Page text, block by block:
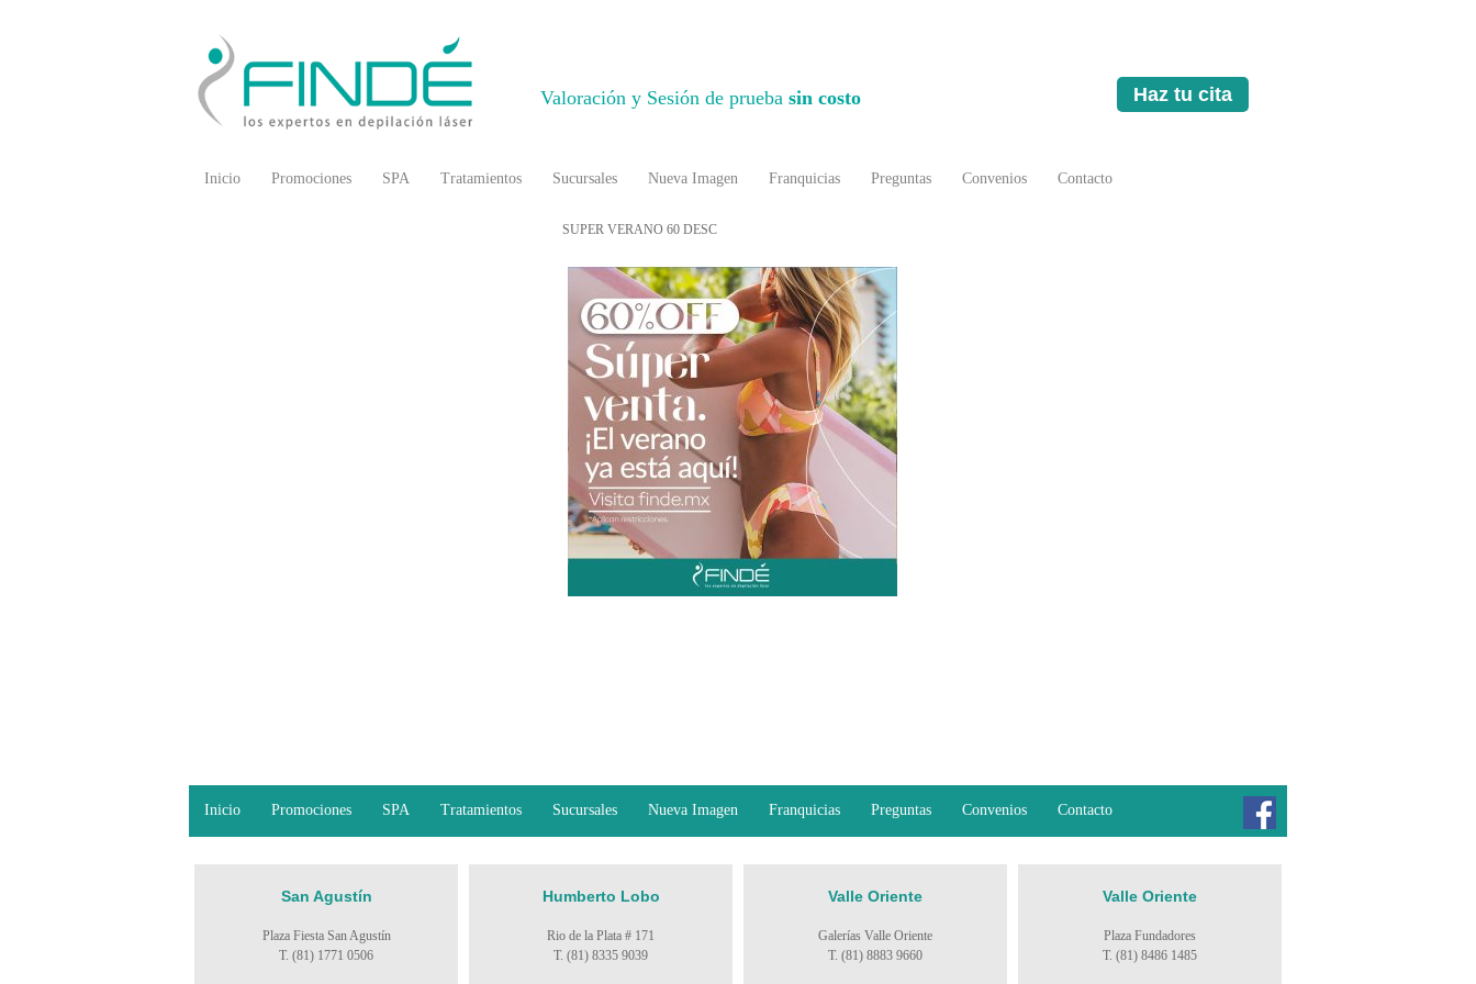
Haz tu cita
Inicio Promociones SPA Tratamientos Sucursales Nueva Imagen Franquicias Preguntas Convenios Contacto
Valoración y Sesión de prueba sin costo
SUPER VERANO 60 DESC
Inicio Promociones SPA Tratamientos Sucursales Nueva Imagen Franquicias Preguntas Convenios Contacto
San Agustín
Plaza Fiesta San Agustín
T. (81) 1771 0506
Humberto Lobo
Rio de la Plata # 171
T. (81) 8335 9039
Valle Oriente
Galerías Valle Oriente
T. (81) 8883 9660
Valle Oriente
Plaza Fundadores
T. (81) 8486 1485